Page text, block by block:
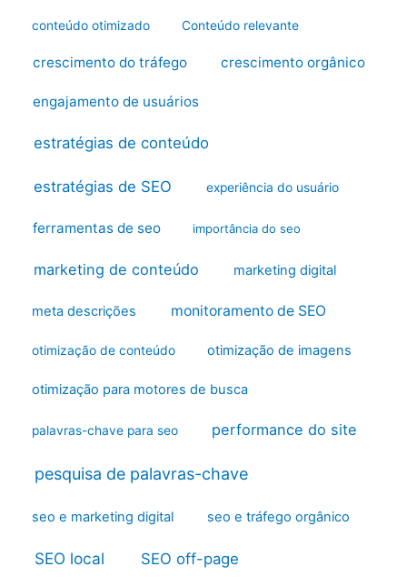
conteúdo otimizado Conteúdo relevante
crescimento do tráfego crescimento orgânico
engajamento de usuários
estratégias de conteúdo
estratégias de SEO experiência do usuário
ferramentas de seo importância do seo
marketing de conteúdo marketing digital
meta descrições monitoramento de SEO
otimização de conteúdo otimização de imagens
otimização para motores de busca
palavras-chave para seo performance do site
pesquisa de palavras-chave
seo e marketing digital seo e tráfego orgânico
SEO local SEO off-page